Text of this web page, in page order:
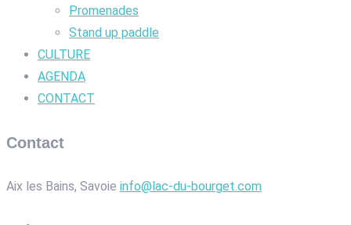
Promenades
Stand up paddle
CULTURE
AGENDA
CONTACT
Contact
Aix les Bains, Savoie info@lac-du-bourget.com